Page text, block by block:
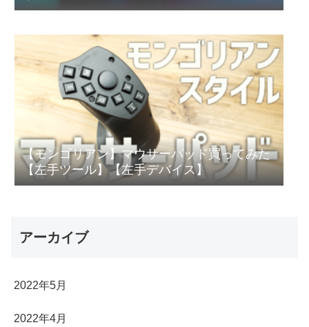
【モンゴリアン】マウサーパッド買ってみた
【左手ツール】【左手デバイス】
アーカイブ
2022年5月
2022年4月